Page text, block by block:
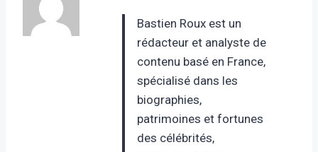
Bastien Roux est un
rédacteur et analyste de
contenu basé en France,
spécialisé dans les
biographies,
patrimoines et fortunes
des célébrités,